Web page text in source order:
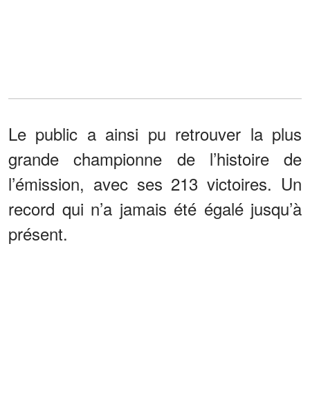
Le public a ainsi pu retrouver la plus
grande championne de l’histoire de
l’émission, avec ses 213 victoires. Un
record qui n’a jamais été égalé jusqu’à
présent.